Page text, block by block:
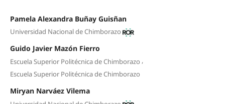
Pamela Alexandra Buñay Guisñan
Universidad Nacional de Chimborazo
Guido Javier Mazón Fierro
Escuela Superior Politécnica de Chimborazo ,
Escuela Superior Politécnica de Chimborazo
Miryan Narváez Vilema